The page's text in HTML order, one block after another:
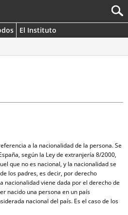
El Instituto
a la nacionalidad de la persona. Se
según la Ley de extranjería 8/2000,
que no es nacional, y la nacionalidad se
los padres, es decir, por derecho
nacionalidad viene dada por el derecho de
nacido una persona en un país
nacional del país. Es el caso de los